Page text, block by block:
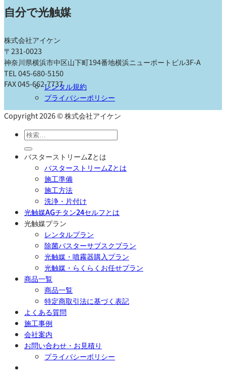
自分で光触媒
株式会社アイケン
〒231-0023
神奈川県横浜市中区山下町194番地横浜ニューポートビル3F-A
TEL 045-680-5150
FAX 045-662-7737レンタル規約
プライバシーポリシー
Copyright 2026 © 株式会社アイケン
検
対
バスターストリームZとは
バスターストリームZとは
施工準備
施工方法
洗浄・片付け
光触媒AGチタン24セルフとは
光触媒プラン
レンタルプラン
除菌バスターサブスクプラン
光触媒・噴霧器購入プラン
光触媒・らくらくお任せプラン
商品一覧
商品一覧
特定商取引法に基づく表記
よくある質問
施工事例
会社案内
お問い合わせ・お見積り
プライバシーポリシー